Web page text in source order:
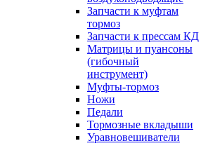
Запчасти к муфтам
тормоз
Запчасти к прессам КД
Матрицы и пуансоны
(гибочный
инструмент)
Муфты-тормоз
Ножи
Педали
Тормозные вкладыши
Уравновешиватели